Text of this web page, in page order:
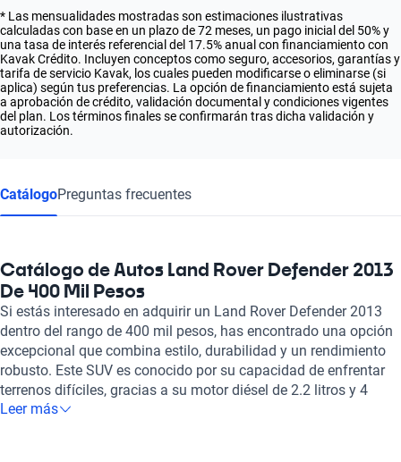
* Las mensualidades mostradas son estimaciones ilustrativas
calculadas con base en un plazo de 72 meses, un pago inicial del 50% y
una tasa de interés referencial del 17.5% anual con financiamiento con
Kavak Crédito. Incluyen conceptos como seguro, accesorios, garantías y
tarifa de servicio Kavak, los cuales pueden modificarse o eliminarse (si
aplica) según tus preferencias. La opción de financiamiento está sujeta
a aprobación de crédito, validación documental y condiciones vigentes
del plan. Los términos finales se confirmarán tras dicha validación y
autorización.
CatálogoPreguntas frecuentes
Catálogo de Autos Land Rover Defender 2013
De 400 Mil Pesos
Si estás interesado en adquirir un Land Rover Defender 2013
dentro del rango de 400 mil pesos, has encontrado una opción
excepcional que combina estilo, durabilidad y un rendimiento
robusto. Este SUV es conocido por su capacidad de enfrentar
terrenos difíciles, gracias a su motor diésel de 2.2 litros y 4
cilindros, que ofrece una potencia máxima de 122 hp. Con un
Leer más